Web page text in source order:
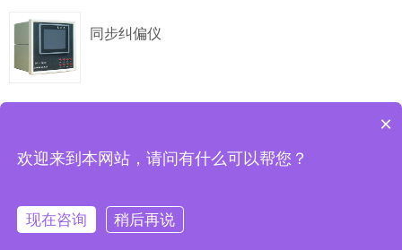
Φ60mm
4-20mA 同步纠偏仪
Copyright © 上海精浦机电有限公司
×
欢迎来到本网站，请问有什么可以帮您？
现在咨询 稍后再说